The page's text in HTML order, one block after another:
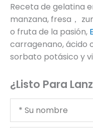
Receta de gelatina
manzana, fresa，
o fruta de la pasión,
carragenano, ácido
sorbato potásico y
¿Listo Para